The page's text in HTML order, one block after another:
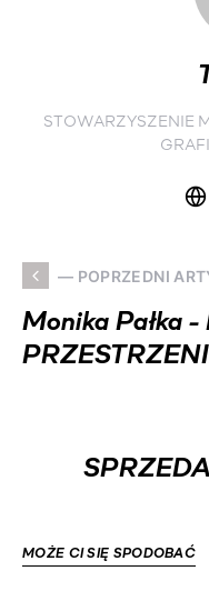
STOWARZYSZENIE
— POPRZEDNI
Monika Pałka
MOŻE CI SIĘ SPODOBAĆ